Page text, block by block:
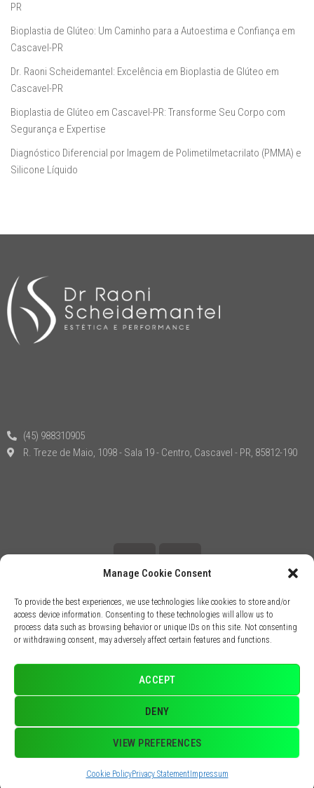
Manage Cookie Consent
To provide the best experiences, we use technologies like cookies to store and/or
access device information. Consenting to these technologies will allow us to
process data such as browsing behavior or unique IDs on this site. Not consenting
or withdrawing consent, may adversely affect certain features and functions.
ACCEPT
DENY
VIEW PREFERENCES
Cookie PolicyPrivacy Statement Impressum
PR
Bioplastia de Glúteo: Um Caminho para a Autoestima e Confiança em
Cascavel-PR
Dr. Raoni Scheidemantel: Excelência em Bioplastia de Glúteo em
Cascavel-PR
Bioplastia de Glúteo em Cascavel-PR: Transforme Seu Corpo com
Segurança e Expertise
Diagnóstico Diferencial por Imagem de Polimetilmetacrilato (PMMA) e
Silicone Líquido
(45) 988310905
R. Treze de Maio, 1098 - Sala 19 - Centro, Cascavel - PR, 85812-190
Dr. Raoni Dr Raoni Scheidemantel
CRM-PR 49641